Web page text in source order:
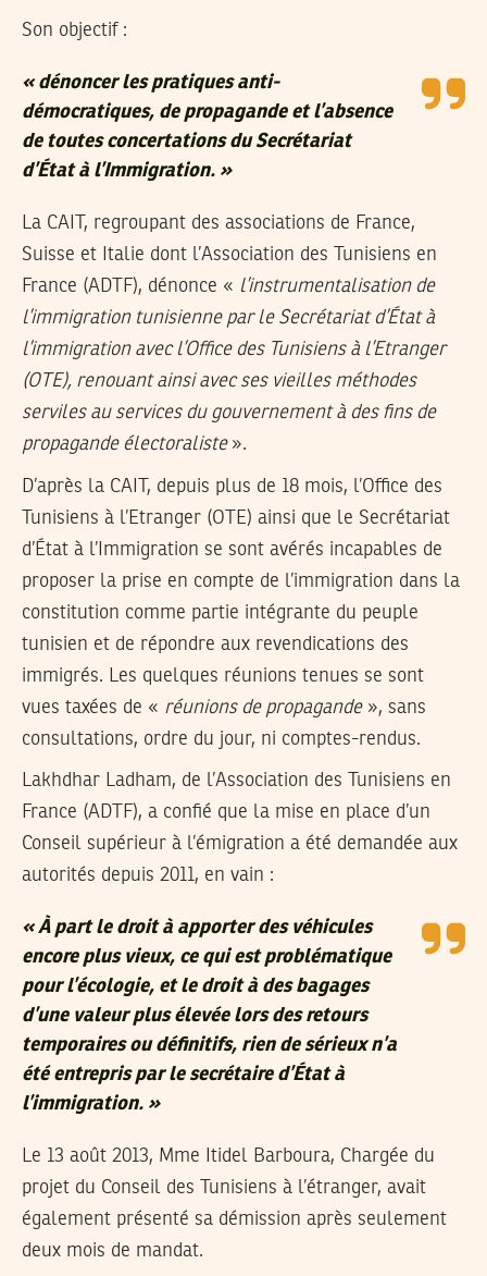
Son objectif :
« dénoncer les pratiques anti-
démocratiques, de propagande et l’absence
de toutes concertations du Secrétariat
d’État à l’Immigration. »
La CAIT, regroupant des associations de France,
Suisse et Italie dont l’Association des Tunisiens en
France (ADTF), dénonce « l’instrumentalisation de
l’immigration tunisienne par le Secrétariat d’État à
l’immigration avec l’Office des Tunisiens à l’Etranger
(OTE), renouant ainsi avec ses vieilles méthodes
serviles au services du gouvernement à des fins de
propagande électoraliste ».
D’après la CAIT, depuis plus de 18 mois, l’Office des
Tunisiens à l’Etranger (OTE) ainsi que le Secrétariat
d’État à l’Immigration se sont avérés incapables de
proposer la prise en compte de l’immigration dans la
constitution comme partie intégrante du peuple
tunisien et de répondre aux revendications des
immigrés. Les quelques réunions tenues se sont
vues taxées de « réunions de propagande», sans
consultations, ordre du jour, ni comptes-rendus.
Lakhdhar Ladham, de l’Association des Tunisiens en
France (ADTF), a confié que la mise en place d’un
Conseil supérieur à l’émigration a été demandée aux
autorités depuis 2011, en vain :
« À part le droit à apporter des véhicules
encore plus vieux, ce qui est problématique
pour l’écologie, et le droit à des bagages
d’une valeur plus élevée lors des retours
temporaires ou définitifs, rien de sérieux n’a
été entrepris par le secrétaire d’État à
l’immigration. »
Le 13 août 2013, Mme Itidel Barboura, Chargée du
projet du Conseil des Tunisiens à l’étranger, avait
également présenté sa démission après seulement
deux mois de mandat.